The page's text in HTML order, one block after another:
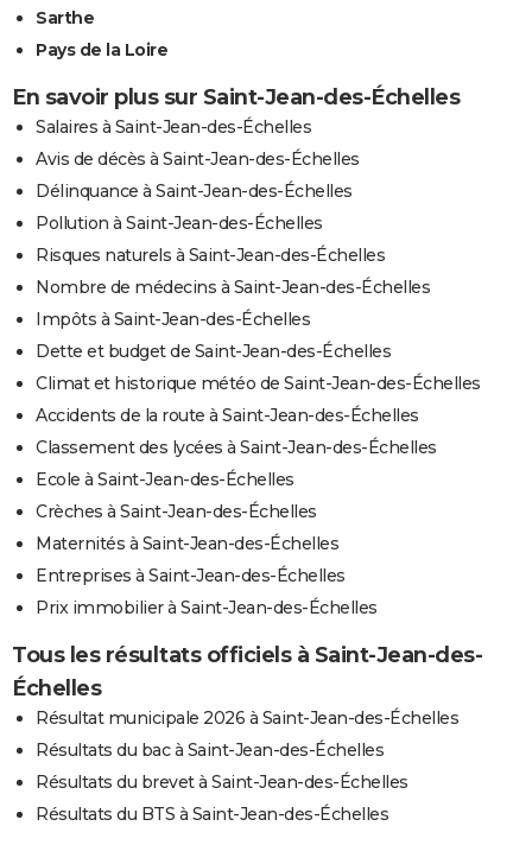
Sarthe
Pays de la Loire
En savoir plus sur Saint-Jean-des-Échelles
Salaires à Saint-Jean-des-Échelles
Avis de décès à Saint-Jean-des-Échelles
Délinquance à Saint-Jean-des-Échelles
Pollution à Saint-Jean-des-Échelles
Risques naturels à Saint-Jean-des-Échelles
Nombre de médecins à Saint-Jean-des-Échelles
Impôts à Saint-Jean-des-Échelles
Dette et budget de Saint-Jean-des-Échelles
Climat et historique météo de Saint-Jean-des-Échelles
Accidents de la route à Saint-Jean-des-Échelles
Classement des lycées à Saint-Jean-des-Échelles
Ecole à Saint-Jean-des-Échelles
Crèches à Saint-Jean-des-Échelles
Maternités à Saint-Jean-des-Échelles
Entreprises à Saint-Jean-des-Échelles
Prix immobilier à Saint-Jean-des-Échelles
Tous les résultats officiels à Saint-Jean-des-
Échelles
Résultat municipale 2026 à Saint-Jean-des-Échelles
Résultats du bac à Saint-Jean-des-Échelles
Résultats du brevet à Saint-Jean-des-Échelles
Résultats du BTS à Saint-Jean-des-Échelles